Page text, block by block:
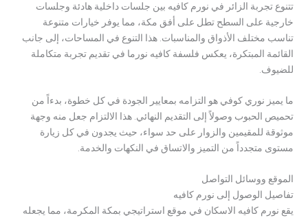
تتنوع تجربة الزائر في نورم كافيه بين جلسات داخلية هادئة وجلسات
خارجية على السطح تطل على أفق مكة، مما يوفر خيارات متنوعة
تناسب مختلف الأذواق والمناسبات. هذا التنوع في المساحات، إلى جانب
القائمة المبتكرة، يعكس فلسفة کافيه نورما في تقديم تجربة متكاملة
للضيوف.
ما يميز نوري كوفي هو التزامه بمعايير الجودة في كل خطوة، بدءاً من
تحميص الحبوب وصولاً إلى التقديم النهائي. هذا الالتزام جعل منه وجهة
موثوقة للمقيمين والزوار على حد سواء، حيث يجدون في كل زيارة
مستوى متجدداً من التميز والاتساق في النكهات والخدمة.
الموقع ووسائل التواصل
تفاصيل الوصول إلى نورم كافيه
يقع نورم كافيه الاسكان في موقع استراتيجي بمكة المكرمة، مما يجعله